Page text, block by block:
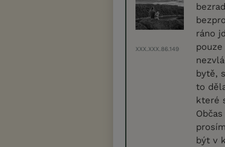
XXX.XXX.86.149
ráno
bytě,
to
které
být v